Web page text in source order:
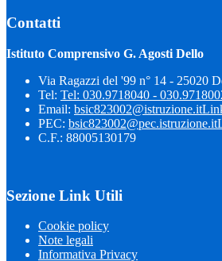
Contatti
Istituto Comprensivo G. Agosti Dello
Via Ragazzi del '99 n° 14 - 25020
Tel: Tel: 030.9718040 -
Email: bsic823002@istruzione.it
PEC: bsic823002@pec.istruzione.it
C.F.: 88005130179
Sezione Link Utili
Cookie policy
Note legali
Informativa Privacy